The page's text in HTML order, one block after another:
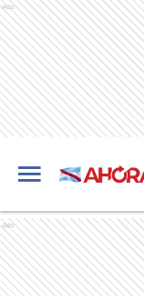
Ads
Ads